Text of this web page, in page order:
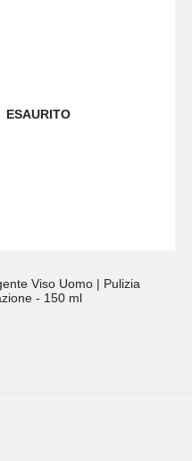
ESAURITO
Viso Uomo | Pulizia
- 150 ml